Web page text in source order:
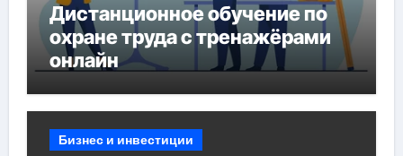
Дистанционное обучение по
охране труда с тренажёрами
онлайн
Бизнес и инвестиции